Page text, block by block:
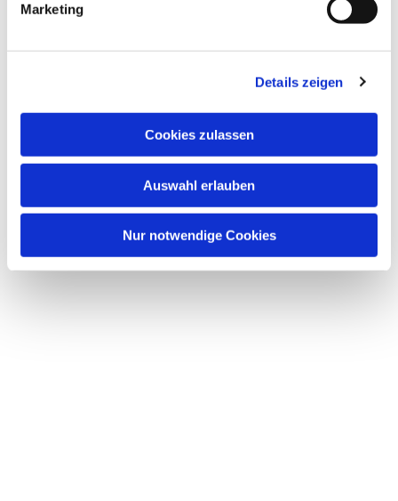
Marketing
Details zeigen
Cookies zulassen
Auswahl erlauben
Nur notwendige Cookies
interessieren